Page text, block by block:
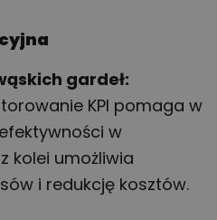
gardeł:
KPI pomaga w
w
kolei umożliwia
i redukcję kosztów.